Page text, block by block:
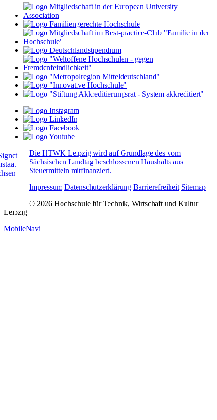
Die HTWK Leipzig wird auf Grundlage des vom
Sächsischen Landtag beschlossenen Haushalts aus
Steuermitteln mitfinanziert.
Impressum Datenschutzerklärung Barrierefreiheit Sitemap
© 2026 Hochschule für Technik, Wirtschaft und Kultur
Leipzig
MobileNavi